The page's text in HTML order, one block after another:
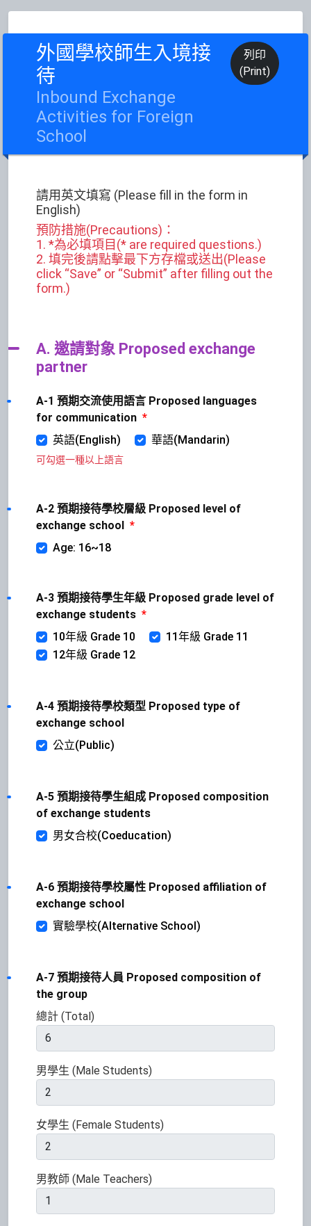
外國學校師生入境接
待
Inbound Exchange
Activities for Foreign
School
列印
(Print)
請用英文填寫 (Please fill in the form in
English)
預防措施(Precautions)：
1. *為必填項目(* are required questions.)
2. 填完後請點擊最下方存檔或送出(Please
click “Save” or “Submit” after filling out the
form.)
A. 邀請對象 Proposed exchange
partner
A-1 預期交流使用語言 Proposed languages
for communication *
英語(English)
華語(Mandarin)
可勾選一種以上語言
A-2 預期接待學校層級 Proposed level of
exchange school *
Age: 16~18
A-3 預期接待學生年級 Proposed grade level of
exchange students *
10年級 Grade 10
11年級 Grade 11
12年級 Grade 12
A-4 預期接待學校類型 Proposed type of
exchange school
公立(Public)
A-5 預期接待學生組成 Proposed composition
of exchange students
男女合校(Coeducation)
A-6 預期接待學校屬性 Proposed affiliation of
exchange school
實驗學校(Alternative School)
A-7 預期接待人員 Proposed composition of
the group
總計 (Total)
男學生 (Male Students)
女學生 (Female Students)
男教師 (Male Teachers)